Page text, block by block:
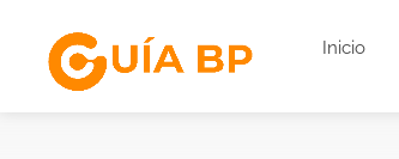
Inicio